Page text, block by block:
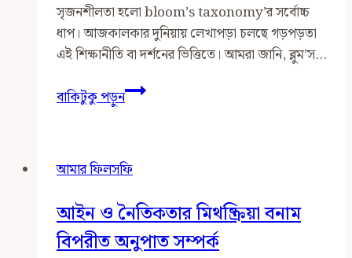
সৃজনশীলতা হলো bloom’s taxonomy’র সর্বোচ্চ
ধাপ। আজকালকার দুনিয়ায় লেখাপড়া চলছে গড়পড়তা
এই শিক্ষানীতি বা দর্শনের ভিত্তিতে। আমরা জানি, ব্লুম’স…
বাকিটুকু পড়ুনসৃজনশীলতার
তিন
আমার ফিলসফি
আইন ও নৈতিকতার মিথষ্ক্রিয়া বনাম
বিপরীত অনুপাত সম্পর্ক